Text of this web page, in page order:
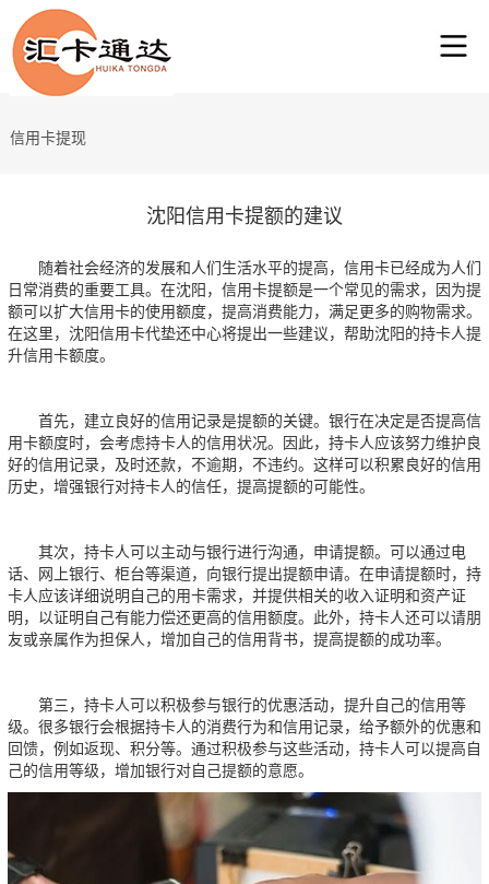
信用卡提现
沈阳信用卡提额的建议
随着社会经济的发展和人们生活水平的提高，信用卡已经成为人们
日常消费的重要工具。在沈阳，信用卡提额是一个常见的需求，因为提
额可以扩大信用卡的使用额度，提高消费能力，满足更多的购物需求。
在这里，沈阳信用卡代垫还中心将提出一些建议，帮助沈阳的持卡人提
升信用卡额度。
首先，建立良好的信用记录是提额的关键。银行在决定是否提高信
用卡额度时，会考虑持卡人的信用状况。因此，持卡人应该努力维护良
好的信用记录，及时还款，不逾期，不违约。这样可以积累良好的信用
历史，增强银行对持卡人的信任，提高提额的可能性。
其次，持卡人可以主动与银行进行沟通，申请提额。可以通过电
话、网上银行、柜台等渠道，向银行提出提额申请。在申请提额时，持
卡人应该详细说明自己的用卡需求，并提供相关的收入证明和资产证
明，以证明自己有能力偿还更高的信用额度。此外，持卡人还可以请朋
友或亲属作为担保人，增加自己的信用背书，提高提额的成功率。
第三，持卡人可以积极参与银行的优惠活动，提升自己的信用等
级。很多银行会根据持卡人的消费行为和信用记录，给予额外的优惠和
回馈，例如返现、积分等。通过积极参与这些活动，持卡人可以提高自
己的信用等级，增加银行对自己提额的意愿。